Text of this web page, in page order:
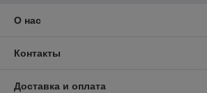
О нас
Контакты
Доставка и оплата